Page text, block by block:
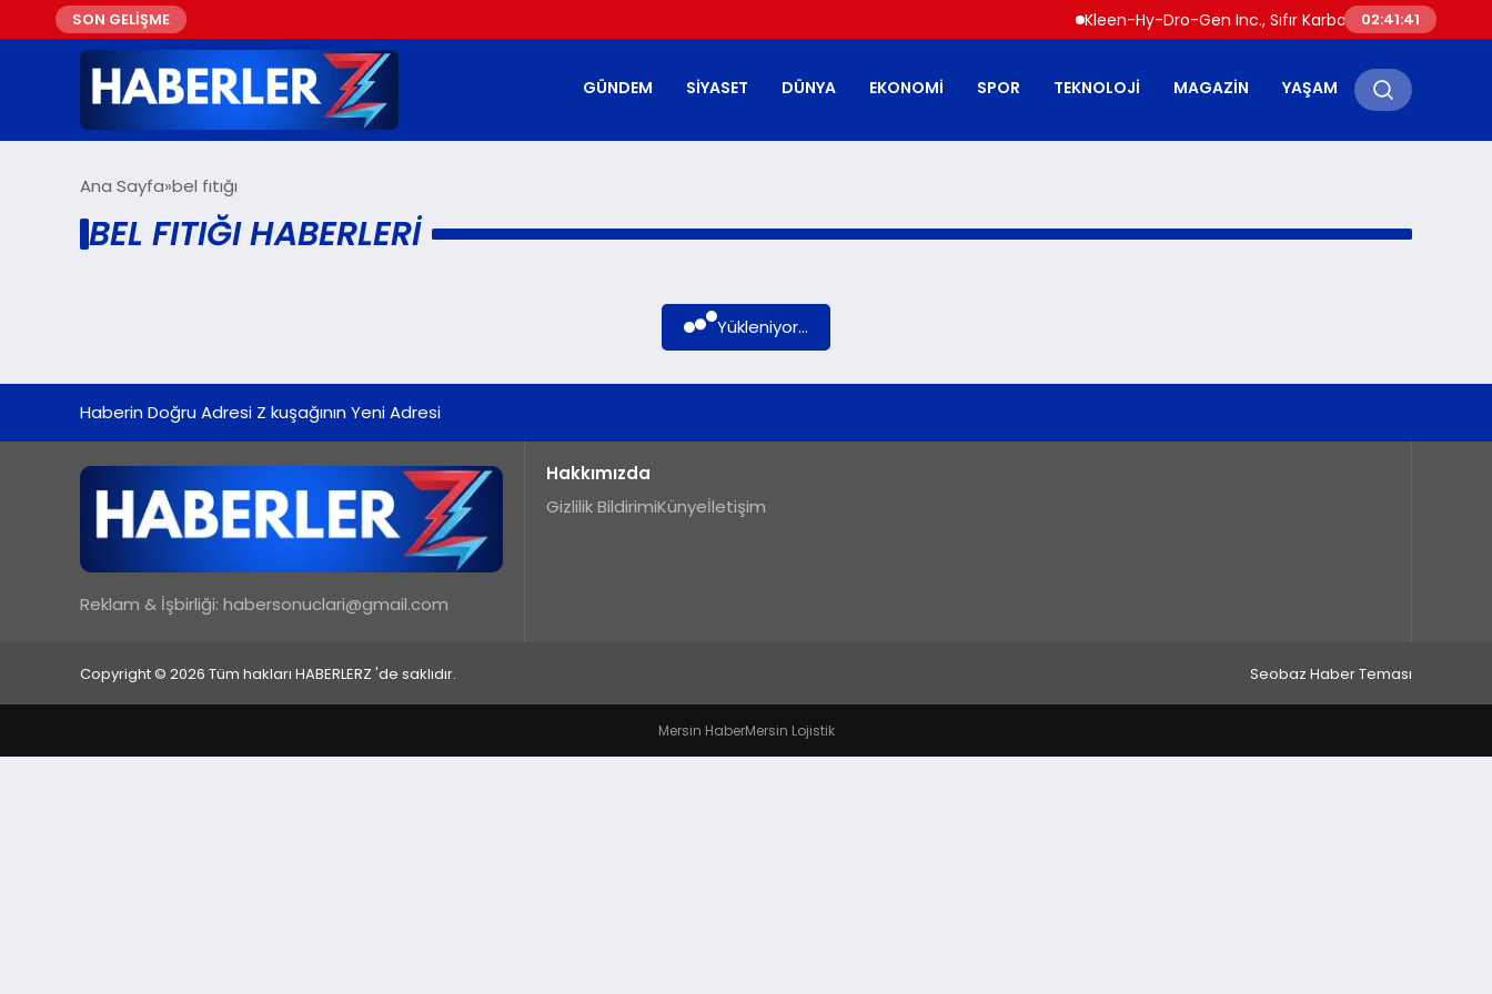
SON GELİŞME Kleen-Hy-Dro-Gen Inc., Sıfır Karbon Emisyonlu
02:41:41
GÜNDEM SIYASET DÜNYA EKONOMI SPOR TEKNOLOJI MAGAZIN YAŞAM
Ana Sayfa bel fıtığı
BEL FITIĞI HABERLERI
Yükleniyor...
Haberin Doğru Adresi Z kuşağının Yeni Adresi
Reklam & İşbirliği: habersonuclari@gmail.com
Hakkımızda
Gizlilik BildirimiKünyeİletişim
Copyright © 2026 Tüm hakları HABERLERZ 'de saklıdır. Seobaz Haber Teması
Mersin HaberMersin Lojistik